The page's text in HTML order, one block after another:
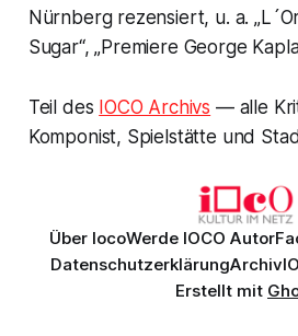
Nürnberg rezensiert, u. a.
Sugar“, „Premiere George
Teil des IOCO Archivs — alle
Komponist, Spielstätte und
Über IocoWerde IOCO Autor
DatenschutzerklärungArchiv
Erstellt mit